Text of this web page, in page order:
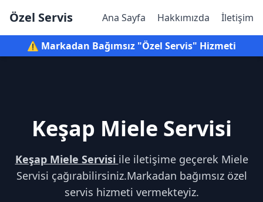
Özel Servis Ana Sayfa Hakkımızda İletişim
⚠️ Markadan Bağımsız "Özel Servis" Hizmeti
Keşap Miele Servisi
Keşap Miele Servisi ile iletişime geçerek Miele
Servisi çağırabilirsiniz.Markadan bağımsız özel
servis hizmeti vermekteyiz.